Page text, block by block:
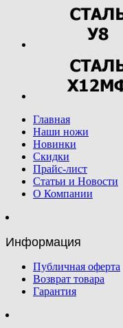
Главная
Наши ножи
Новинки
Скидки
Прайс-лист
Статьи и Новости
О Компании
Информация
Публичная оферта
Возврат товара
Гарантия